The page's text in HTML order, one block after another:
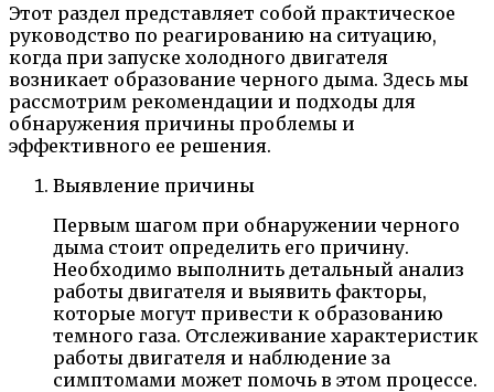
Этот раздел представляет собой практическое
руководство по реагированию на ситуацию,
когда при запуске холодного двигателя
возникает образование черного дыма. Здесь мы
рассмотрим рекомендации и подходы для
обнаружения причины проблемы и
эффективного ее решения.
Выявление причины
Первым шагом при обнаружении черного
дыма стоит определить его причину.
Необходимо выполнить детальный анализ
работы двигателя и выявить факторы,
которые могут привести к образованию
темного газа. Отслеживание характеристик
работы двигателя и наблюдение за
симптомами может помочь в этом процессе.